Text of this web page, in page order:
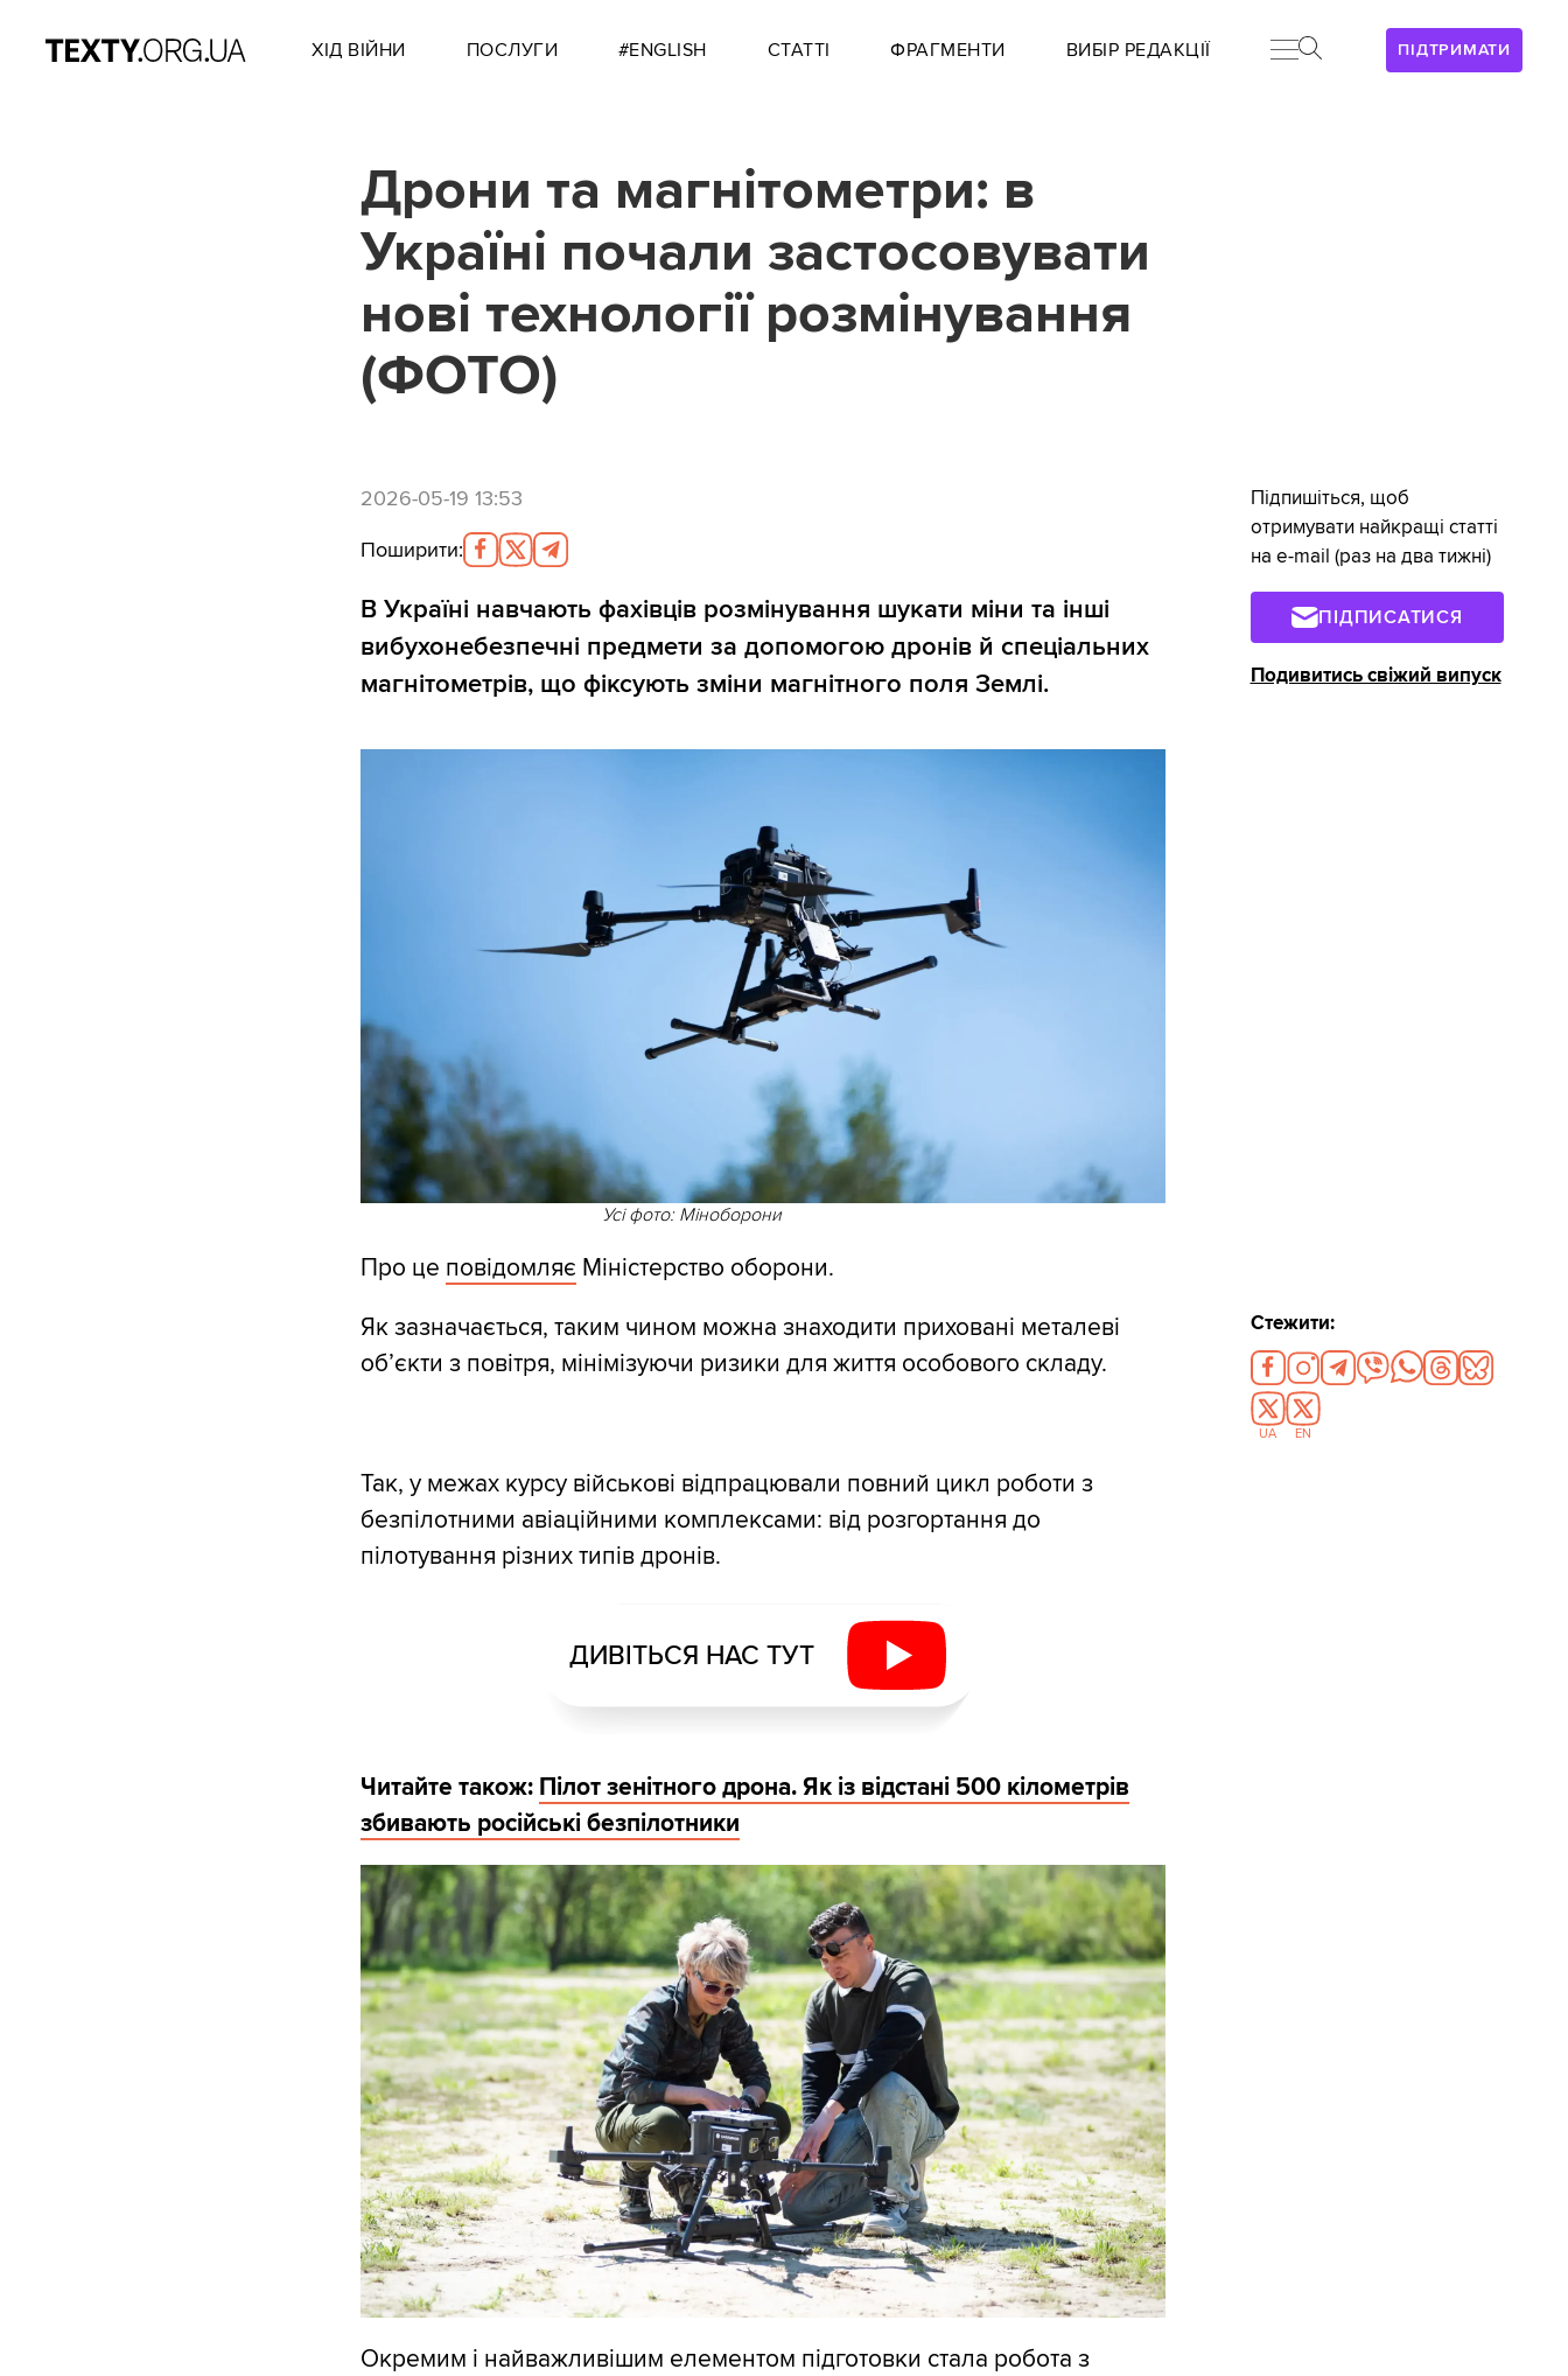
ПІДТРИМАТИ
ХІД ВІЙНИ ПОСЛУГИ #ENGLISH СТАТТІ ФРАГМЕНТИ ВИБІР РЕДАКЦІЇ
Дрони та магнітометри: в
Україні почали застосовувати
нові технології розмінування
(ФОТО)
2026-05-19 13:53
Поширити:
В Україні навчають фахівців розмінування шукати міни та інші
вибухонебезпечні предмети за допомогою дронів й спеціальних
магнітометрів, що фіксують зміни магнітного поля Землі.
Усі фото: Міноборони
Про це повідомляє Міністерство оборони.
Як зазначається, таким чином можна знаходити приховані металеві
об’єкти з повітря, мінімізуючи ризики для життя особового складу.
Так, у межах курсу військові відпрацювали повний цикл роботи з
безпілотними авіаційними комплексами: від розгортання до
пілотування різних типів дронів.
ДИВІТЬСЯ НАС ТУТ
Читайте також: Пілот зенітного дрона. Як із відстані 500 кілометрів
збивають російські безпілотники
Окремим і найважливішим елементом підготовки стала робота з
Підпишіться, щоб
отримувати найкращі статті
на e-mail (раз на два тижні)
ПІДПИСАТИСЯ
Подивитись свіжий випуск
Стежити:
UA EN